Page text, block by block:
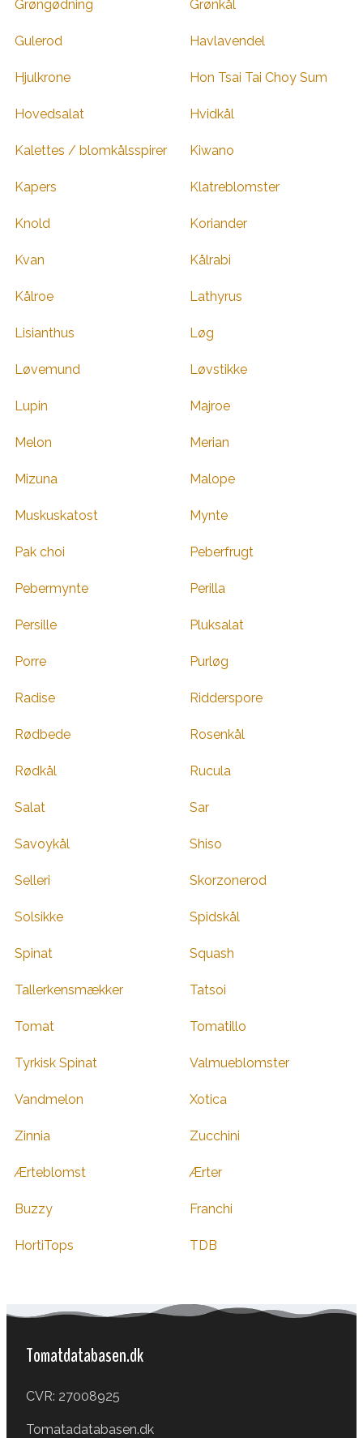
Grøngødning Grønkål
Gulerod Havlavendel
Hjulkrone Hon Tsai Tai Choy Sum
Hovedsalat Hvidkål
Kalettes / blomkålsspirer Kiwano
Kapers Klatreblomster
Knold Koriander
Kvan Kålrabi
Kålroe Lathyrus
Lisianthus Løg
Løvemund Løvstikke
Lupin Majroe
Melon Merian
Mizuna Malope
Muskuskatost Mynte
Pak choi Peberfrugt
Pebermynte Perilla
Persille Pluksalat
Porre Purløg
Radise Ridderspore
Rødbede Rosenkål
Rødkål Rucula
Salat Sar
Savoykål Shiso
Selleri Skorzonerod
Solsikke Spidskål
Spinat Squash
Tallerkensmækker Tatsoi
Tomat Tomatillo
Tyrkisk Spinat Valmueblomster
Vandmelon Xotica
Zinnia Zucchini
Ærteblomst Ærter
Buzzy Franchi
HortiTops TDB
Tomatdatabasen.dk
CVR: 27008925
Tomatadatabasen.dk